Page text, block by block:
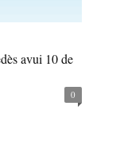
avui 10 de
0